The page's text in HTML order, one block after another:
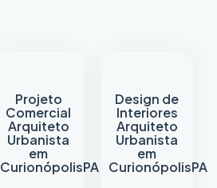
Projeto
Comercial
Arquiteto
Urbanista
em
CurionópolisPA
Design de
Interiores
Arquiteto
Urbanista
em
CurionópolisPA